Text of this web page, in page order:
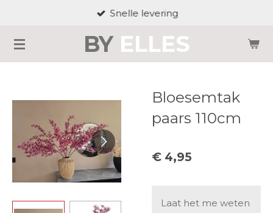
naar
de
BY ELLES
Snelle levering
Bloesemtak
paars 110cm
€ 4,95
Laat het me weten